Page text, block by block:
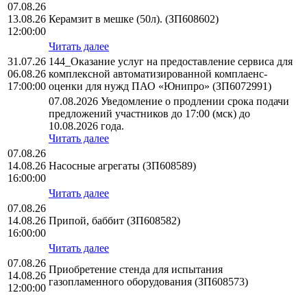
07.08.26
13.08.26
12:00:00
Керамзит в мешке (50л). (ЗП608602)
Читать далее
31.07.26
06.08.26
17:00:00
144_Оказание услуг на предоставление сервиса для
комплексной автоматизированной комплаенс-
оценки для нужд ПАО «Юнипро» (ЗП6072991)
07.08.2026 Уведомление о продлении срока подачи
предложений участников до 17:00 (мск) до
10.08.2026 года.
Читать далее
07.08.26
14.08.26
16:00:00
Насосные агрегаты (ЗП608589)
Читать далее
07.08.26
14.08.26
16:00:00
Припой, баббит (ЗП608582)
Читать далее
07.08.26
14.08.26
12:00:00
Приобретение стенда для испытания
газопламенного оборудования (ЗП608573)